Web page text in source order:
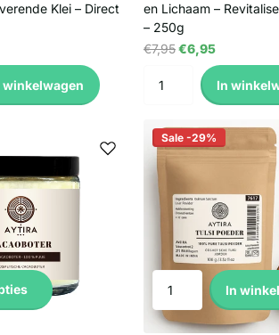
Klei – Direct
winkelwagen
en Lichaam –
– 250g
€7,95€6,95
In
Sale -29%
In